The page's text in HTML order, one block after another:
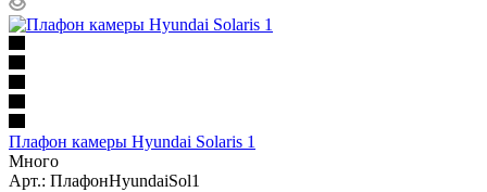
Плафон камеры Hyundai Solaris 1
Много
Арт.: ПлафонHyundaiSol1